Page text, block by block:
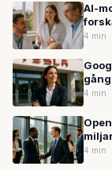
AI-
4 min
4 min
4 min